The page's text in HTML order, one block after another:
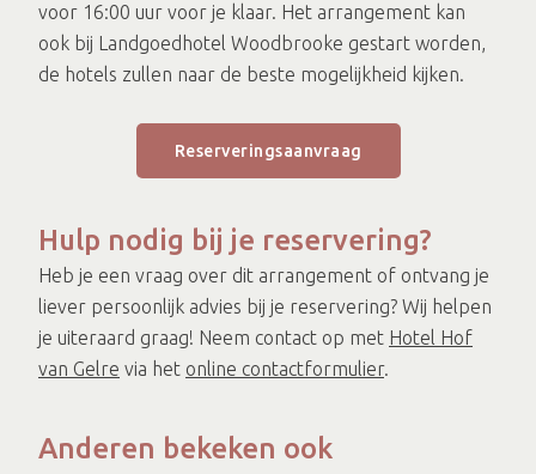
voor 16:00 uur voor je klaar. Het arrangement kan
ook bij Landgoedhotel Woodbrooke gestart worden,
de hotels zullen naar de beste mogelijkheid kijken.
Reserveringsaanvraag
Hulp nodig bij je reservering?
Heb je een vraag over dit arrangement of ontvang je
liever persoonlijk advies bij je reservering? Wij helpen
je uiteraard graag! Neem contact op met Hotel Hof
van Gelre via het online contactformulier.
Anderen bekeken ook